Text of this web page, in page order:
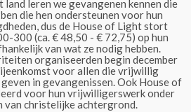
land leren we gevangenen kennen die
die hen ondersteunen voor hun
dus de House of Light stort
300 (ca. € 48,50 - € 72,75) op hun
van wat ze nodig hebben.
organiseerden begin december
voor allen die vrijwillig
in gevangenissen. Ook House of
voor hun vrijwilligerswerk onder
van christelijke achtergrond.